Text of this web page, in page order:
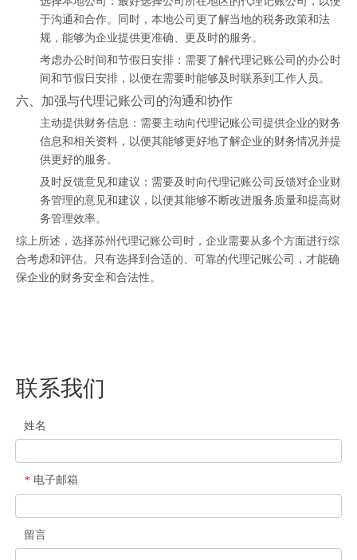
于沟通和合作。同时，本地公司更了解当地的税务政策和法
规，能够为企业提供更准确、更及时的服务。
考虑办公时间和节假日安排：需要了解代理记账公司的办公时
间和节假日安排，以便在需要时能够及时联系到工作人员。
六、加强与代理记账公司的沟通和协作
主动提供财务信息：需要主动向代理记账公司 提供企业的财务
信息和相关资料，以便其能够更好地了解企业的财务情况并提
供更好的服务。
及时反馈意见和建议：需要及时向代理记账公司反馈对企业财
务管理的意见和建议，以便其能够不断改进服务质量和提高财
务管理效率。
综上所述，选择苏州代理记账公司时，企业需要从多个方面进行综
合考虑和评估。只有选择到合适的、可靠的代理记账公司，才能确
保企业的财务安全和合法性。
联系我们
姓名
* 电子邮箱
留言